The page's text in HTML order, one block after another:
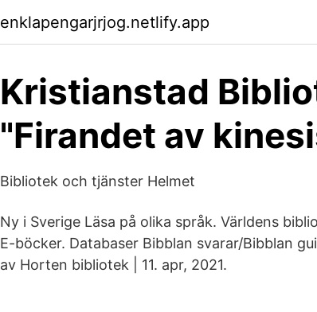
enklapengarjrjog.netlify.app
Kristianstad
"Firandet av
Bibliotek och tjänster Helmet
Ny i Sverige Läsa på olika språk. Världens
E-böcker. Databaser Bibblan svarar/Bibblan
av Horten bibliotek | 11. apr, 2021.